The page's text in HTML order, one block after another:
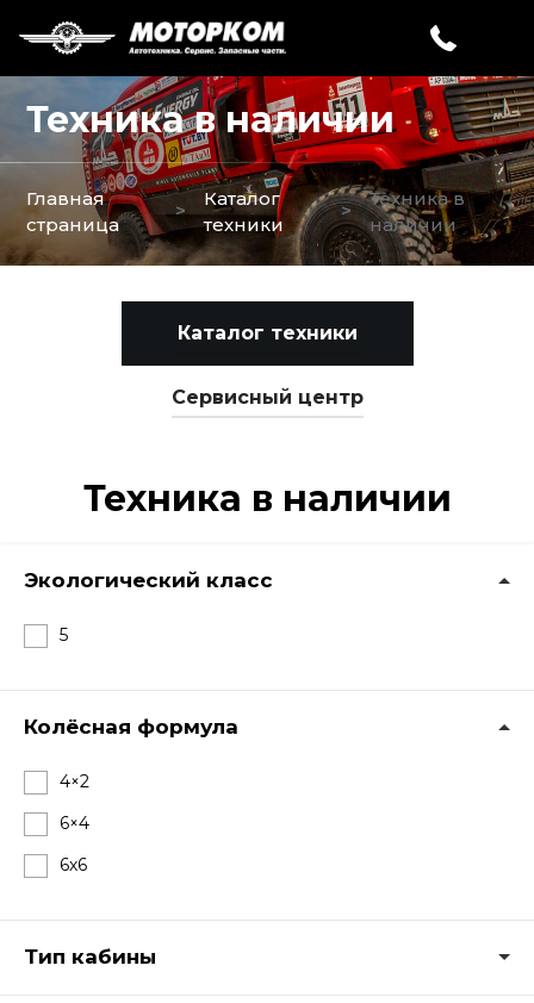
Техника в наличии
Главная
страница
>
Каталог
техники
>
Техника в
наличии
Каталог техники
Сервисный центр
Техника в наличии
Экологический класс
5
Колёсная формула
4×2
6×4
6х6
Тип кабины